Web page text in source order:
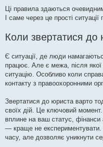
Ці правила здаються
І саме через це прості
Коли звертатися до
Є ситуації, де люди
працює. Але є межа, після якої
ситуацію. Особливо коли
контакту з правоохоронними
Звертатися до юриста варто
своїх дій. Це ключовий
вплине на ваш статус,
— краще не експериментувати.
часу, але дозволяє уникнути